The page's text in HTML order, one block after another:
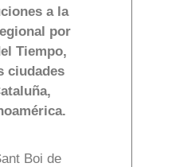
a la
por
Tiempo,
ciudades
Boi de